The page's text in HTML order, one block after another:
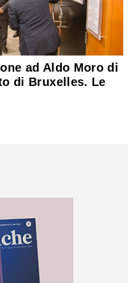
ad Aldo Moro di
di Bruxelles. Le